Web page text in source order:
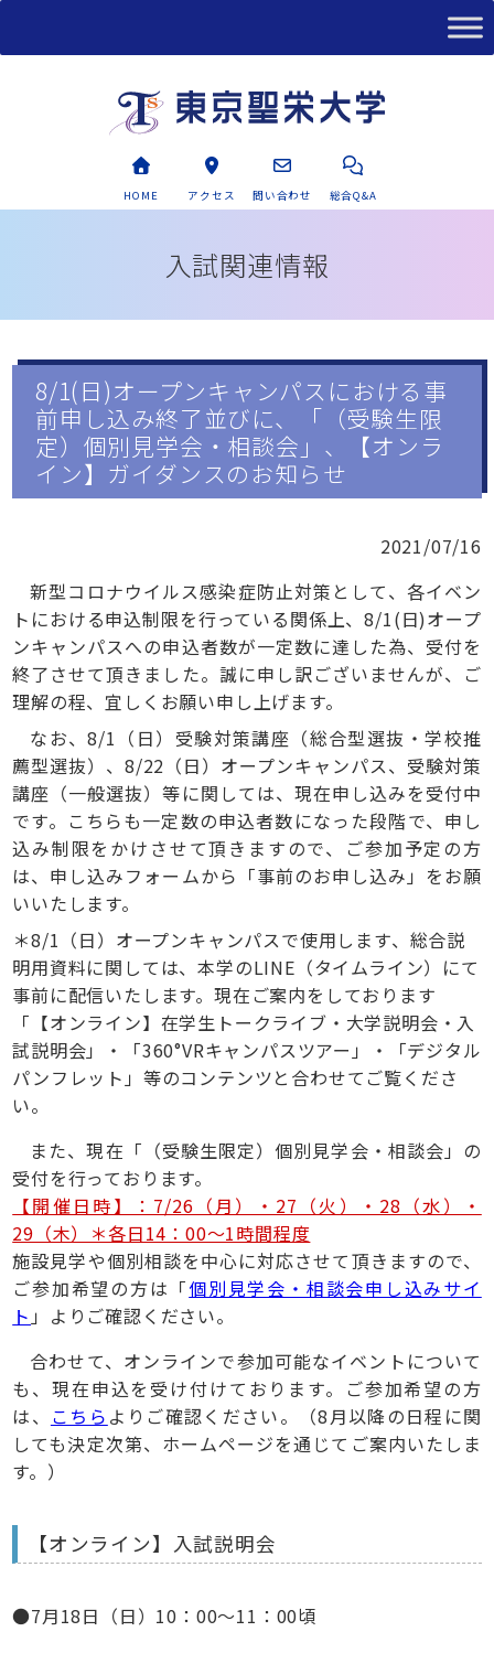
HOME アクセス 問い合わせ 総合Q&A
入試関連情報
8/1(日)オープンキャンパスにおける事
前申し込み終了並びに、「（受験生限
定）個別見学会・相談会」、【オンラ
イン】ガイダンスのお知らせ
2021/07/16
新型コロナウイルス感染症防止対策として、各イベン
トにおける申込制限を行っている関係上、8/1(日)オープ
ンキャンパスへの申込者数が一定数に達した為、受付を
終了させて頂きました。誠に申し訳ございませんが、ご
理解の程、宜しくお願い申し上げます。
なお、8/1（日）受験対策講座（総合型選抜・学校推
薦型選抜）、8/22（日）オープンキャンパス、受験対策
講座（一般選抜）等に関しては、現在申し込みを受付中
です。こちらも一定数の申込者数になった段階で、申し
込み制限をかけさせて頂きますので、ご参加予定の方
は、申し込みフォームから「事前のお申し込み」をお願
いいたします。
＊8/1（日）オープンキャンパスで使用します、総合説
明用資料に関しては、本学のLINE（タイムライン）にて
事前に配信いたします。現在ご案内をしております
「【オンライン】在学生トークライブ・大学説明会・入
試説明会」・「360°VRキャンパスツアー」・「デジタル
パンフレット」等のコンテンツと合わせてご覧くださ
い。
また、現在「（受験生限定）個別見学会・相談会」の
受付を行っております。
【開催日時】：7/26（月）・27（火）・28（水）・
29（木）＊各日14：00～1時間程度
施設見学や個別相談を中心に対応させて頂きますので、
ご参加希望の方は「個別見学会・相談会申し込みサイ
ト 」よりご確認ください。
合わせて、オンラインで参加可能なイベントについて
も、現在申込を受け付けております。ご参加希望の方
は、 こちら よりご確認ください。（8月以降の日程に関
しても決定次第、ホームページを通じてご案内いたしま
す。）
【オンライン】入試説明会
●7月18日（日）10：00～11：00頃